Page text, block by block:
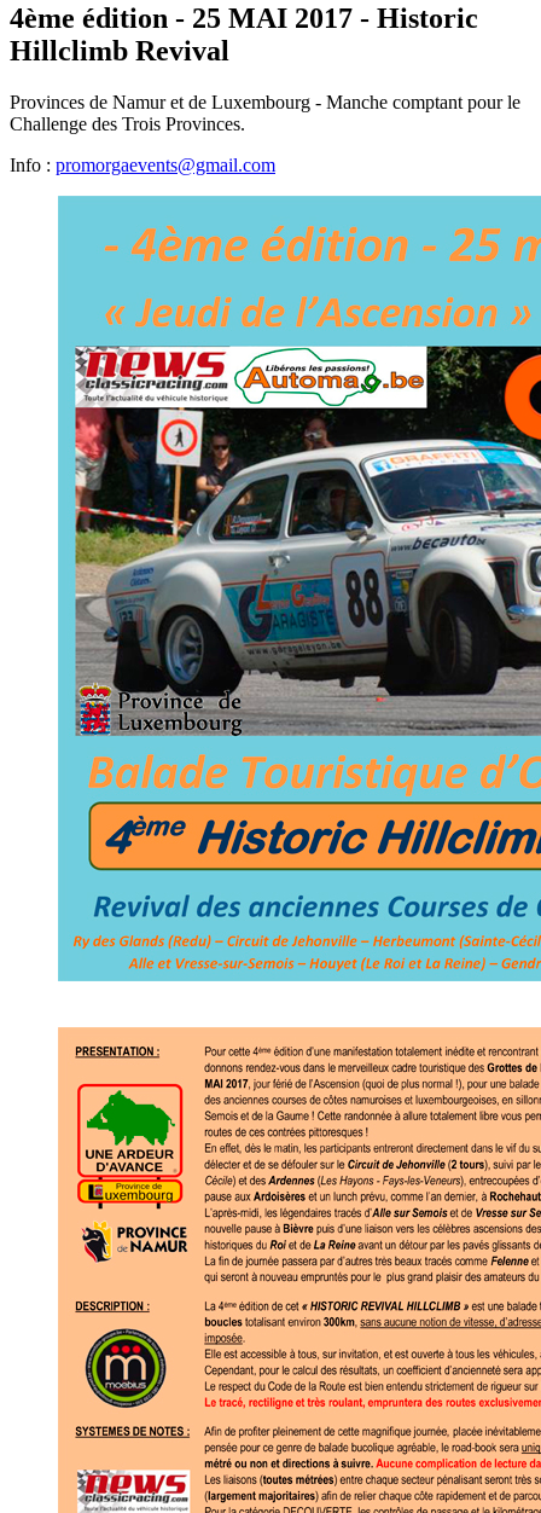
4ème édition - 25 MAI 2017 - Historic
Hillclimb Revival
Provinces de Namur et de Luxembourg - Manche comptant pour le
Challenge des Trois Provinces.
Info : promorgaevents@gmail.com